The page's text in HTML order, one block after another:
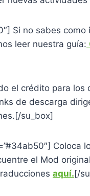
Si no sabes
leer nuestra guía:
el crédito para
de descarga
[/su_box]
Coloca
el Mod
aquí. [/